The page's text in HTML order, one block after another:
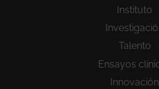
Instituto
Talento
Ensayos
Innovación